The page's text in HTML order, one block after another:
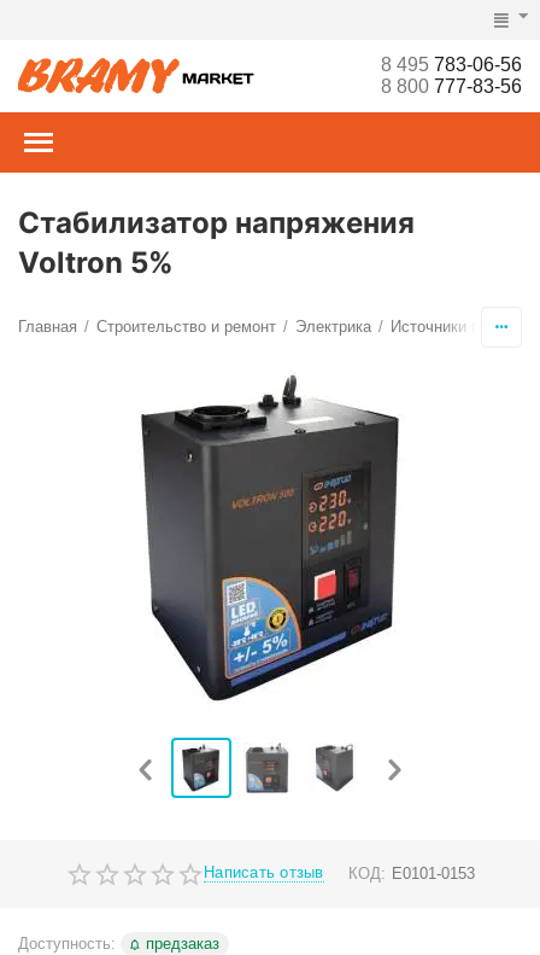
8 495783-06-56
8 800777-83-56
Стабилизатор напряжения
Voltron 5%
Главная / Строительство и ремонт / Электрика / Источники питания
Написать отзыв КОД: Е0101-0153
Доступность: предзаказ